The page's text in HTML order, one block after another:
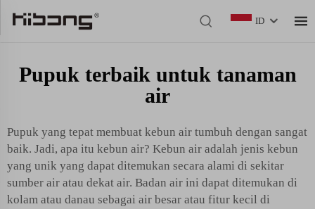
ID
Pupuk terbaik untuk tanaman
air
Pupuk yang tepat membuat kebun air tumbuh dengan sangat
baik. Jadi, apa itu kebun air? Kebun air adalah jenis kebun
yang unik yang dapat ditemukan secara alami di sekitar
sumber air atau dekat air. Badan air ini dapat ditemukan di
kolam atau danau sebagai air besar atau fitur kecil di